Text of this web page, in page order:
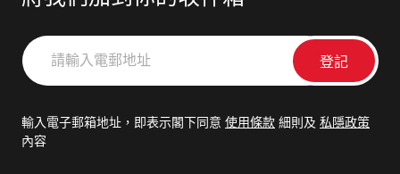
請
輸
郵
輸入電子郵箱地址，即表示閣下同意 使用條款 細則及 私隱政策
內容